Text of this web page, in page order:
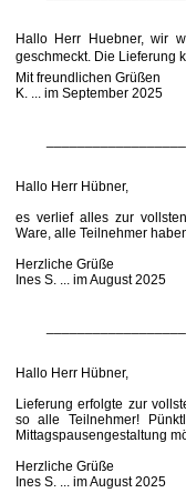
Hallo Herr Huebner, wir
geschmeckt. Die Lieferung
Mit freundlichen Grüßen
K. ... im September 2025
Hallo Herr Hübner,
es verlief alles zur
Ware, alle Teilnehmer
Herzliche Grüße
Ines S. ... im August 2025
Hallo Herr Hübner,
Lieferung erfolgte zur
so alle Teilnehmer!
Mittagspausengestaltung
Herzliche Grüße
Ines S. ... im August 2025